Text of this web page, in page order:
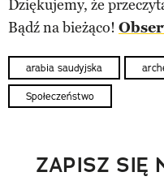
Dziękujemy, że
Bądź na bieżąco!
arabia saudyjska
Społeczeństwo
ZAPISZ SIĘ